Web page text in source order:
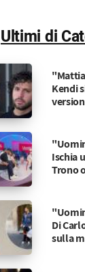
Ultimi di
Kendi
Ischia
Trono
Di
sulla